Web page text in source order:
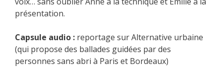
présentation.
Capsule audio : reportage sur Alternative urbaine
(qui propose des ballades guidées par des
personnes sans abri à Paris et Bordeaux)